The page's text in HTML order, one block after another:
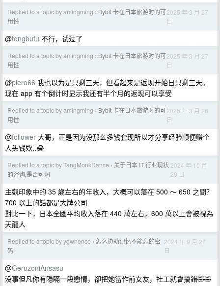
Replied to a topic by amingming › Bybit 卡在日本旅游时的可
用性
2025 年 3 月 27
日
@tongbufu 不行，试过了
Replied to a topic by amingming › Bybit 卡在日本旅游时的可
用性
2025 年 3 月 27
日
@piero66 我也以为是只剩三天，但看起来是返现开始日只剩三天。
现在 app 有个倒计时显示我还有半个月的返现可以享受
Replied to a topic by amingming › Bybit 卡在日本旅游时的可
用性
2025 年 3 月 26
日
@follower 大哥，正是因为没那么多钱套现所以才分享经验顺便赚个
人头钱欸..😂
Replied to a topic by TangMonkDance › 关于日本 IT 行业现状
的咨询,是否可润
2024 年 10 月
29 日
主觀印象中的 35 歲左右的年收入，大概可以落在 500 ～ 650 之間？
700 以上的話都是大牌公司
對比一下，日本全國平均收入落在 440 萬左右，600 萬以上會被視為
天龍人
Replied to a topic by ygwhence › 怎么协助记忆不能忘的密
码
2024 年 9 月 27
日
@GeruzoniAnsasu
没事但凡你有隱瞞一段戀情，卻把她當作前女友，社工就會搞錯🤣🤣